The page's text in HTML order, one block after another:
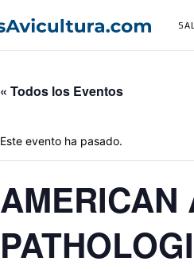
« Todos los Eventos
Este evento ha pasado.
AMERICAN